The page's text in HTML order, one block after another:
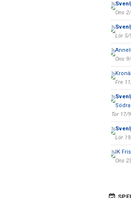
Ons
Lör 5/
Ons
Fre
Tor 17/
Lör
IK
Ons